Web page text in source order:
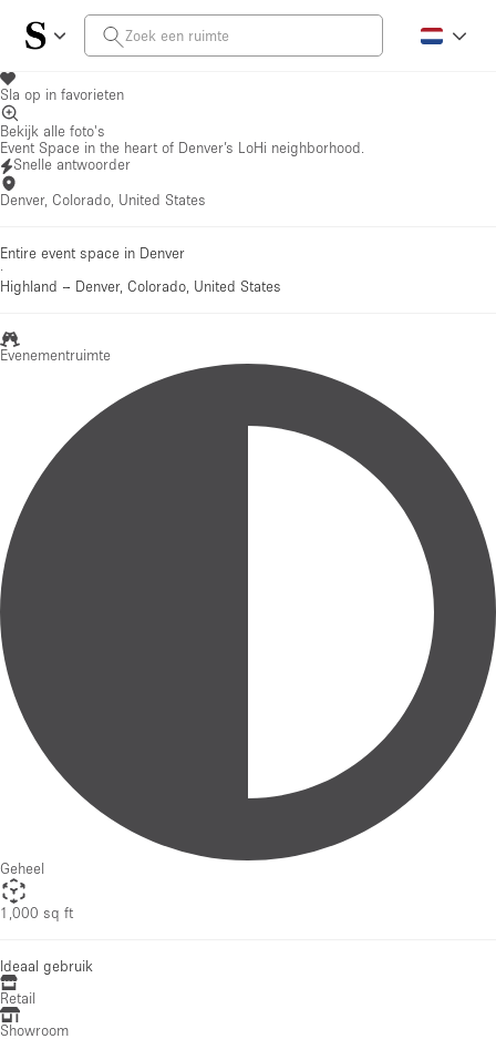
Sla op in favorieten
Bekijk alle foto's
Event Space in the heart of Denver’s LoHi neighborhood.
Snelle antwoorder
Denver, Colorado, United States
Entire event space in Denver
·
Highland – Denver, Colorado, United States
Evenementruimte
Geheel
1,000 sq ft
Ideaal gebruik
Retail
Showroom